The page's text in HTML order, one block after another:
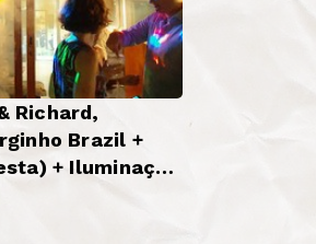
Richard,
Brazil +
+ Iluminação